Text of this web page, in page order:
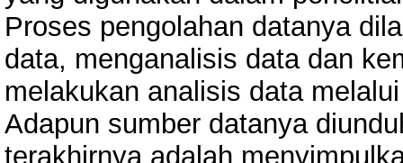
Proses pengolahan datanya
data, menganalisis data dan
melakukan analisis data
Adapun sumber datanya
terakhirnya adalah